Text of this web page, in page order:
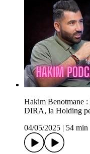
Hakim Benotmane
DIRA, la Holding
04/05/2025
54 min